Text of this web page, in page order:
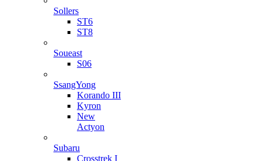
Sollers
ST6
ST8
Soueast
S06
SsangYong
Korando III
Kyron
New
Actyon
Subaru
Crosstrek I